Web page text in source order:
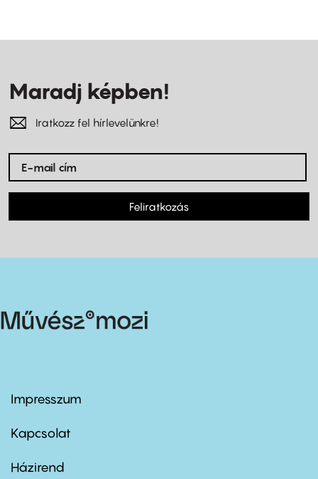
Maradj képben!
Iratkozz fel hírlevelünkre!
Feliratkozás
Footer
first
Impresszum
Kapcsolat
Footer
Házirend